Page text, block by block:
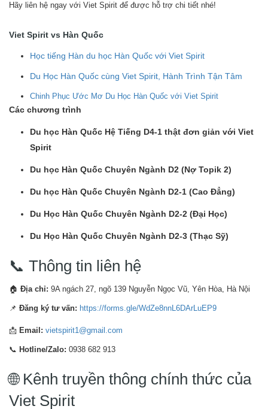
Hãy liên hệ ngay với Viet Spirit để được hỗ trợ chi tiết nhé!
Viet Spirit vs Hàn Quốc
Học tiếng Hàn du học Hàn Quốc với Viet Spirit
Du Học Hàn Quốc cùng Viet Spirit, Hành Trình Tận Tâm
Chinh Phục Ước Mơ Du Học Hàn Quốc với Viet Spirit
Các chương trình
Du học Hàn Quốc Hệ Tiếng D4-1 thật đơn giản với Viet
Spirit
Du học Hàn Quốc Chuyên Ngành D2 (Nợ Topik 2)
Du học Hàn Quốc Chuyên Ngành D2-1 (Cao Đẳng)
Du Học Hàn Quốc Chuyên Ngành D2-2 (Đại Học)
Du Học Hàn Quốc Chuyên Ngành D2-3 (Thạc Sỹ)
📞 Thông tin liên hệ
🏠 Địa chỉ: 9A ngách 27, ngõ 139 Nguyễn Ngọc Vũ, Yên Hòa, Hà Nội
📌 Đăng ký tư vấn: https://forms.gle/WdZe8nnL6DArLuEP9
📩 Email: vietspirit1@gmail.com
📞 Hotline/Zalo: 0938 682 913
🌐 Kênh truyền thông chính thức của
Viet Spirit